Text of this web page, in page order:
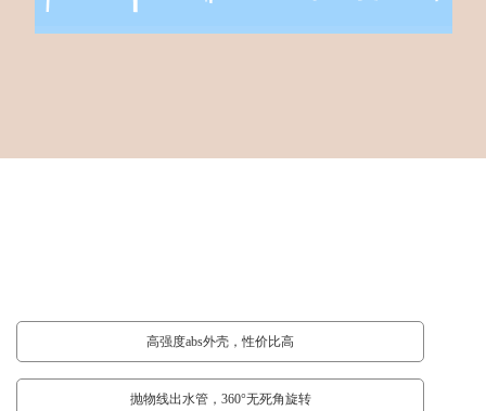
高强度abs外壳，性价比高
抛物线出水管，360°无死角旋转